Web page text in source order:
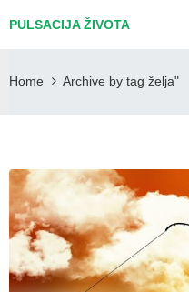
PULSACIJA ŽIVOTA
Home Archive by tag želja"